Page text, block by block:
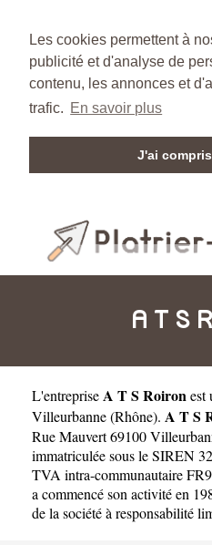
Les cookies permettent à
publicité et d'analyse de
contenu, les annonces et
trafic. En savoir plus
J'ai compris
A T S
L'entrepriseA T S Roironest
Villeurbanne(Rhône). A T S
Rue Mauvert 69100
immatriculée sous le SIREN
TVA intra-communautaire
a commencé son activité en
de la société à responsabilité